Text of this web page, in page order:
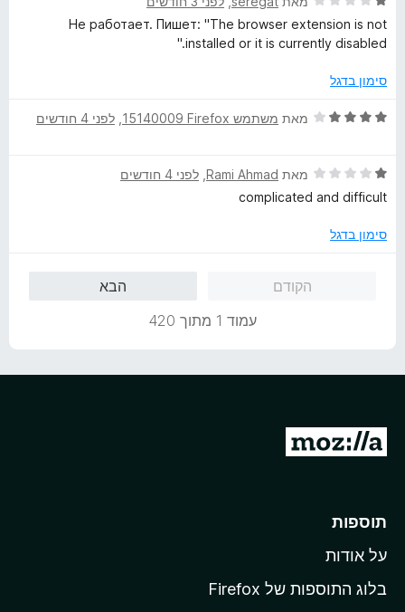
ת
ו
5
ג
1
ת
ך
י
ר
ג
מ
ך
5
Не работает. Пишет: "The browser extension is not
installed or it is currently disabled."
סימון בדגל
ד
ו
ג
מ
מאת משתמש Firefox‏ 15140009 לפני 4 חודשים
ד
י
ו
מאת Rami Ahmad לפני 4 חודשים
complicated and difficult
סימון בדגל
הקודם
הבא
עמוד 1 מתוך 420
מ
ד
ף
תוספות
על אודות
בלוג התוספות של Firefox